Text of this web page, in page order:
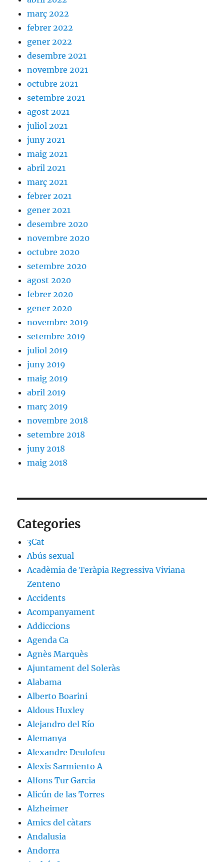
març 2022
febrer 2022
gener 2022
desembre 2021
novembre 2021
octubre 2021
setembre 2021
agost 2021
juliol 2021
juny 2021
maig 2021
abril 2021
març 2021
febrer 2021
gener 2021
desembre 2020
novembre 2020
octubre 2020
setembre 2020
agost 2020
febrer 2020
gener 2020
novembre 2019
setembre 2019
juliol 2019
juny 2019
maig 2019
abril 2019
març 2019
novembre 2018
setembre 2018
juny 2018
maig 2018
Categories
3Cat
Abús sexual
Acadèmia de Teràpia Regressiva Viviana
Zenteno
Accidents
Acompanyament
Addiccions
Agenda Ca
Agnès Marquès
Ajuntament del Soleràs
Alabama
Alberto Boarini
Aldous Huxley
Alejandro del Río
Alemanya
Alexandre Deulofeu
Alexis Sarmiento A
Alfons Tur Garcia
Alicún de las Torres
Alzheimer
Amics del càtars
Andalusia
Andorra